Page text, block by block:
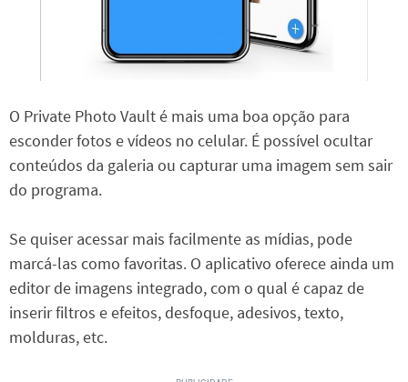
O Private Photo Vault é mais uma boa opção para
esconder fotos e vídeos no celular. É possível ocultar
conteúdos da galeria ou capturar uma imagem sem sair
do programa.
Se quiser acessar mais facilmente as mídias, pode
marcá-las como favoritas. O aplicativo oferece ainda um
editor de imagens integrado, com o qual é capaz de
inserir filtros e efeitos, desfoque, adesivos, texto,
molduras, etc.